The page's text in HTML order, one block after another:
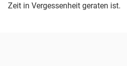
Zeit in Vergessenheit geraten ist.